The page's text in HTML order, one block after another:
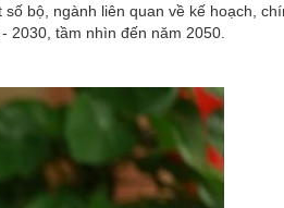
bộ, ngành liên quan về kế hoạch,
2030, tầm nhìn đến năm 2050.